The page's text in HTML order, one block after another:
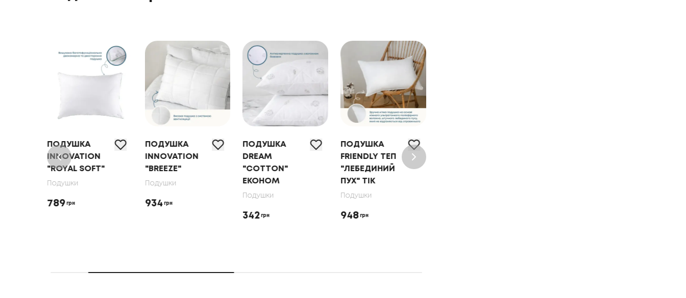
ПОДУШКА
INNOVATION
"ROYAL SOFT"
Подушки
789 грн
ПОДУШКА
INNOVATION
"BREEZE"
Подушки
934 грн
ПОДУШКА
DREAM
"COTTON"
ЕКОНОМ
Подушки
342 грн
ПОДУШКА
FRIENDLY ТЕП
"ЛЕБЕДИНИЙ
ПУХ" ТІК
Подушки
948 грн